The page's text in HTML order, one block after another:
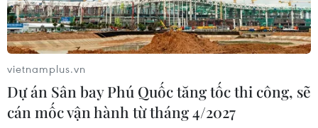
vietnamplus.vn
Dự án Sân bay Phú Quốc tăng tốc thi công, sẽ
cán mốc vận hành từ tháng 4/2027